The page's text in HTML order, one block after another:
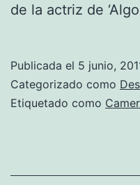
de la actriz de
Publicada el 5 junio,
Categorizado como
Etiquetado como